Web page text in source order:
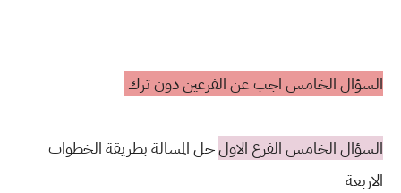
السؤال الخامس اجب عن الفرعين دون ترك
السؤال الخامس الفرع الاولحل المسالة بطريقة الخطوات
الاربعة